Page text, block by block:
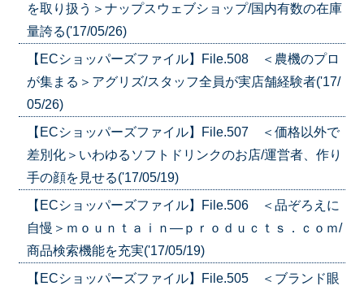
を取り扱う＞ナップスウェブショップ/国内有数の在庫
量誇る('17/05/26)
【ECショッパーズファイル】File.508 ＜農機のプロ
が集まる＞アグリズ/スタッフ全員が実店舗経験者('17/
05/26)
【ECショッパーズファイル】File.507 ＜価格以外で
差別化＞いわゆるソフトドリンクのお店/運営者、作り
手の顔を見せる('17/05/19)
【ECショッパーズファイル】File.506 ＜品ぞろえに
自慢＞ｍｏｕｎｔａｉｎ―ｐｒｏｄｕｃｔｓ．ｃｏｍ/
商品検索機能を充実('17/05/19)
【ECショッパーズファイル】File.505 ＜ブランド眼